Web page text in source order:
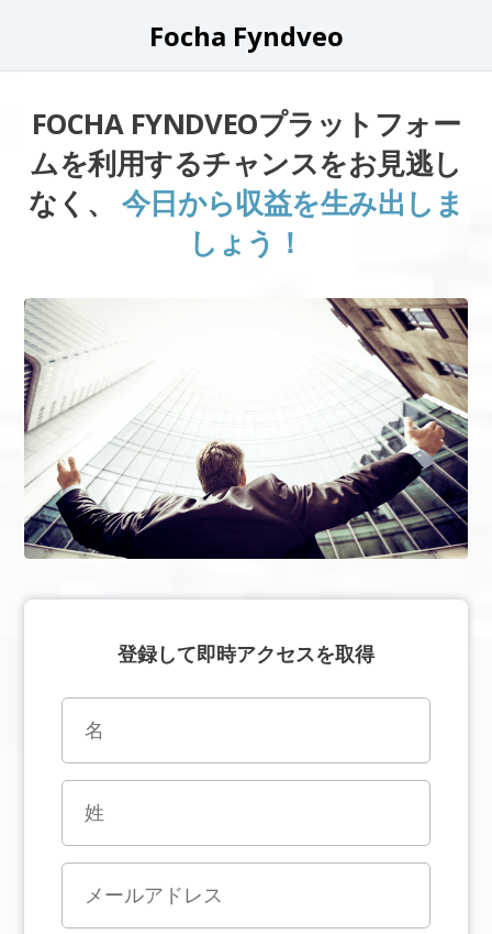
Focha Fyndveo
FOCHA FYNDVEOプラットフォー
ムを利用するチャンスをお見逃し
なく、 今日から収益を生み出しま
しょう！
登録して即時アクセスを取得